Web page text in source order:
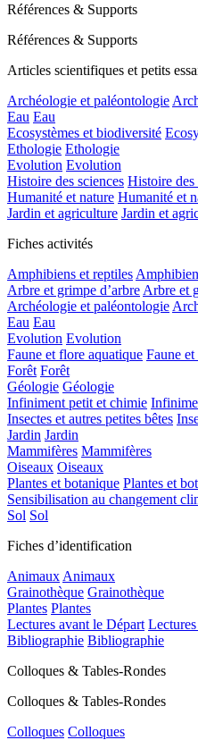
Références & Supports
Références & Supports
Articles scientifiques et petits
Archéologie et paléontologie
Eau Eau
Ecosystèmes et biodiversité
Ethologie Ethologie
Evolution Evolution
Histoire des sciences Histoire des
Humanité et nature Humanité et
Jardin et agriculture Jardin et
Fiches activités
Amphibiens et reptiles
Arbre et grimpe d’arbre Arbre et
Archéologie et paléontologie
Eau Eau
Evolution Evolution
Faune et flore aquatique Faune
Forêt Forêt
Géologie Géologie
Infiniment petit et chimie
Insectes et autres petites bêtes
Jardin Jardin
Mammifères Mammifères
Oiseaux Oiseaux
Plantes et botanique Plantes et
Sensibilisation au changement
Sol Sol
Fiches d’identification
Animaux Animaux
Grainothèque Grainothèque
Plantes Plantes
Lectures avant le Départ
Bibliographie Bibliographie
Colloques & Tables-Rondes
Colloques & Tables-Rondes
Colloques Colloques